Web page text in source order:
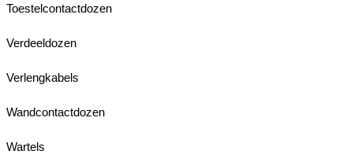
Toestelcontactdozen
Verdeeldozen
Verlengkabels
Wandcontactdozen
Wartels